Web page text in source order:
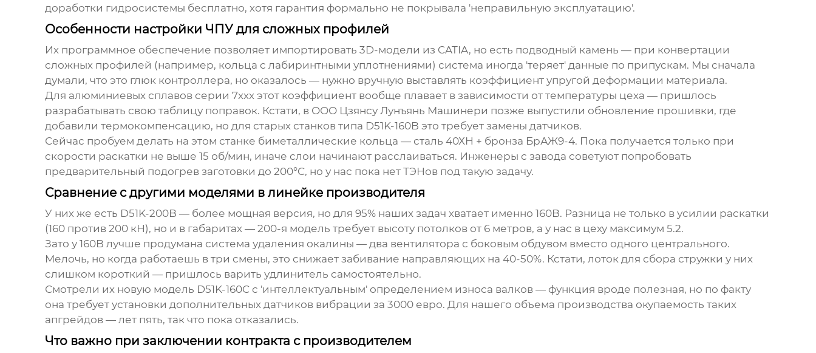
доработки гидросистемы бесплатно, хотя гарантия формально не покрывала 'неправильную эксплуатацию'.
Особенности настройки ЧПУ для сложных профилей
Их программное обеспечение позволяет импортировать 3D-модели из CATIA, но есть подводный камень — при конвертации
сложных профилей (например, кольца с лабиринтными уплотнениями) система иногда 'теряет' данные по припускам. Мы сначала
думали, что это глюк контроллера, но оказалось — нужно вручную выставлять коэффициент упругой деформации материала.
Для алюминиевых сплавов серии 7ххх этот коэффициент вообще плавает в зависимости от температуры цеха — пришлось
разрабатывать свою таблицу поправок. Кстати, в ООО Цзянсу Лунъянь Машинери позже выпустили обновление прошивки, где
добавили термокомпенсацию, но для старых станков типа D51K-160B это требует замены датчиков.
Сейчас пробуем делать на этом станке биметаллические кольца — сталь 40ХН + бронза БрАЖ9-4. Пока получается только при
скорости раскатки не выше 15 об/мин, иначе слои начинают расслаиваться. Инженеры с завода советуют попробовать
предварительный подогрев заготовки до 200°C, но у нас пока нет ТЭНов под такую задачу.
Сравнение с другими моделями в линейке производителя
У них же есть D51K-200B — более мощная версия, но для 95% наших задач хватает именно 160B. Разница не только в усилии раскатки
(160 против 200 кН), но и в габаритах — 200-я модель требует высоту потолков от 6 метров, а у нас в цеху максимум 5.2.
Зато у 160B лучше продумана система удаления окалины — два вентилятора с боковым обдувом вместо одного центрального.
Мелочь, но когда работаешь в три смены, это снижает забивание направляющих на 40-50%. Кстати, лоток для сбора стружки у них
слишком короткий — пришлось варить удлинитель самостоятельно.
Смотрели их новую модель D51K-160C с 'интеллектуальным' определением износа валков — функция вроде полезная, но по факту
она требует установки дополнительных датчиков вибрации за 3000 евро. Для нашего объема производства окупаемость таких
апгрейдов — лет пять, так что пока отказались.
Что важно при заключении контракта с производителем